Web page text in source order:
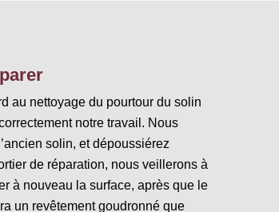
au nettoyage du pourtour du solin
notre travail. Nous
solin, et dépoussiérez
de réparation, nous veillerons à
à nouveau la surface, après que le
un revêtement goudronné que